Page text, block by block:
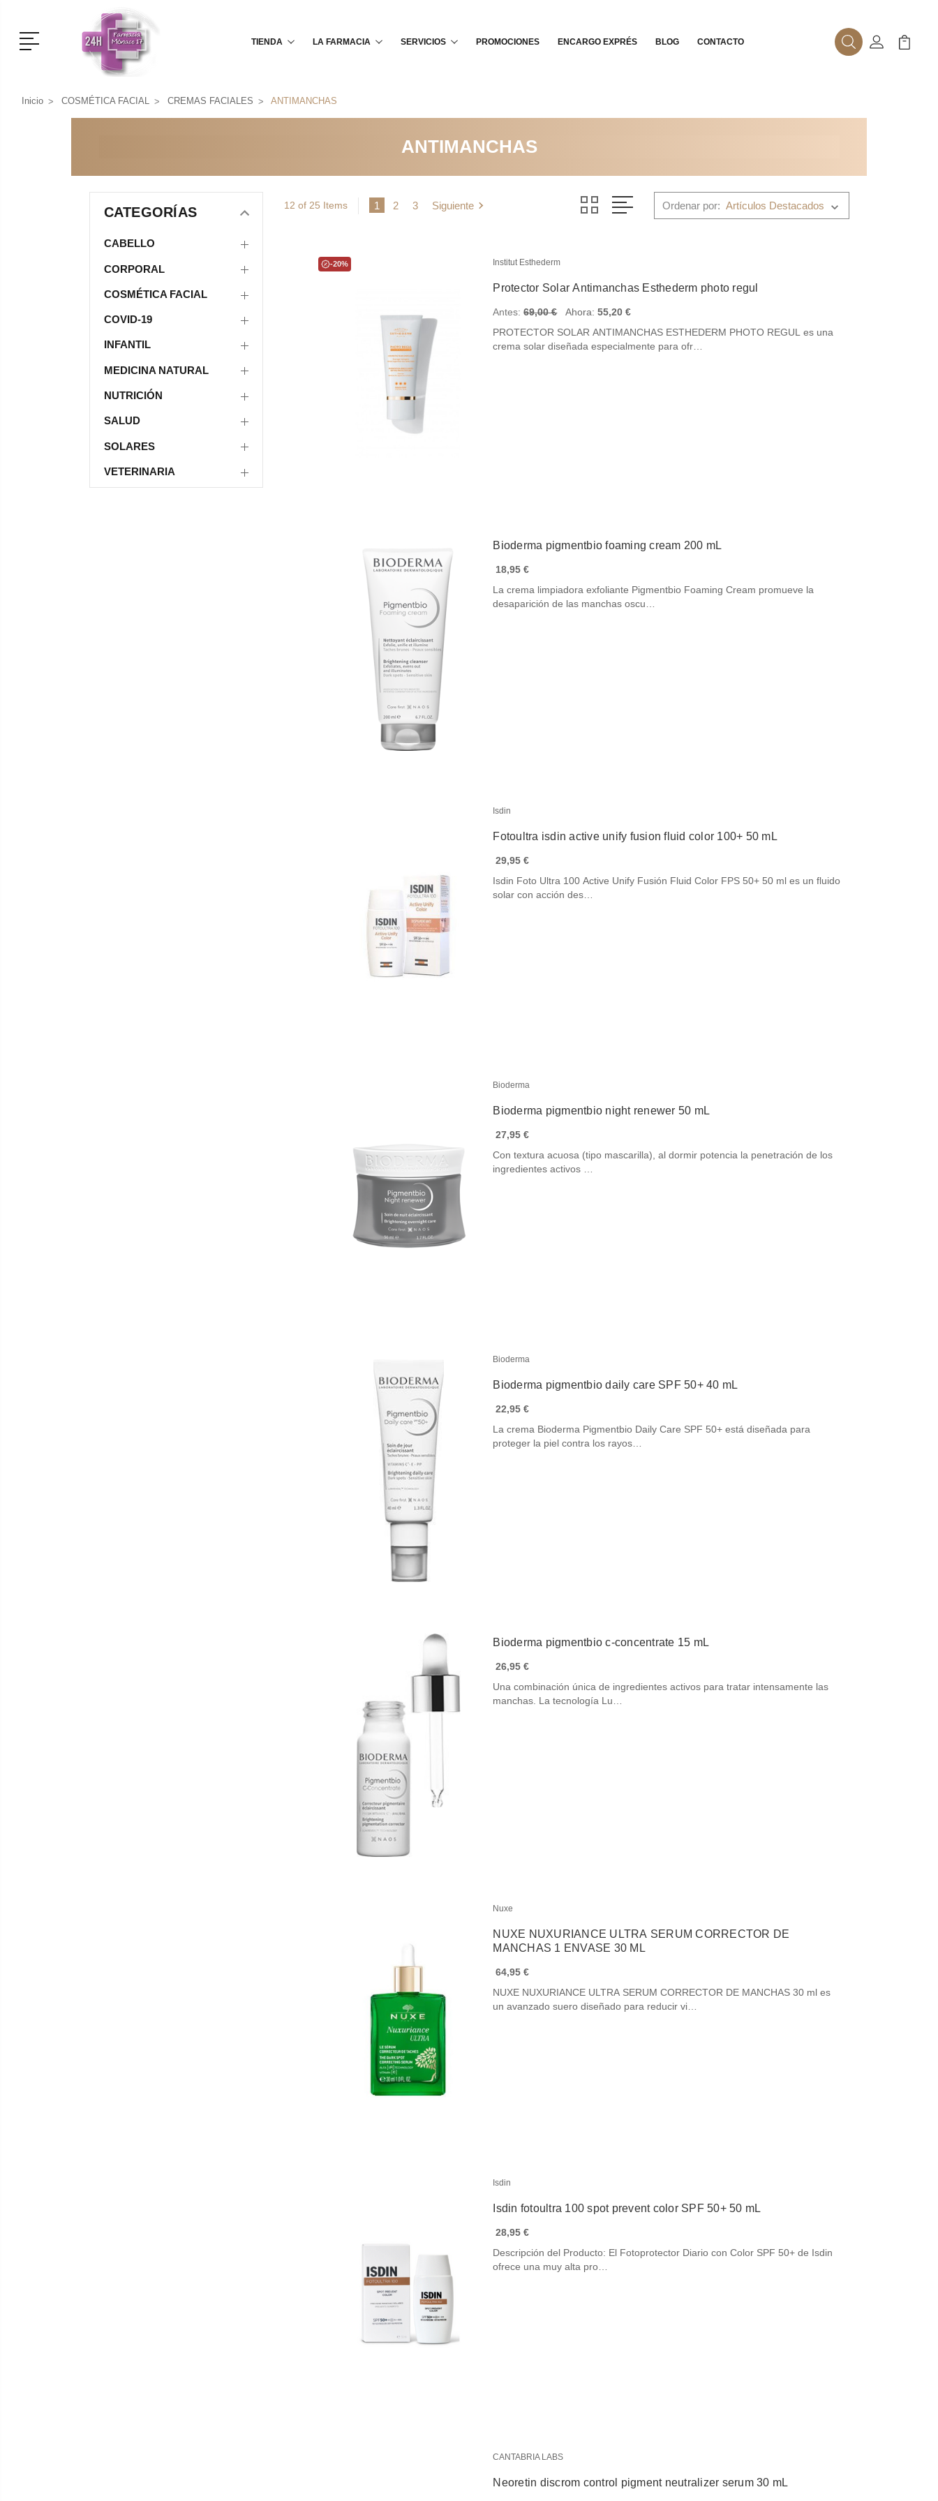
Menú TIENDA LA FARMACIA SERVICIOS PROMOCIONES ENCARGO EXPRÉS BLOG CONTACTO BuscarMi Cuenta
Mi
Inicio COSMÉTICA FACIAL CREMAS FACIALES ANTIMANCHAS
ANTIMANCHAS
CATEGORÍAS
CABELLO
CORPORAL
COSMÉTICA FACIAL
COVID-19
INFANTIL
MEDICINA NATURAL
NUTRICIÓN
SALUD
SOLARES
VETERINARIA
12 of 25 Items 1 2 3 Siguiente Ordenar por:
-20% Institut Esthederm
Protector Solar Antimanchas Esthederm photo regul
Antes: 69,00 € Ahora: 55,20 €
PROTECTOR SOLAR ANTIMANCHAS ESTHEDERM PHOTO REGUL es una
crema solar diseñada especialmente para ofr…
Bioderma pigmentbio foaming cream 200 mL
18,95 €
La crema limpiadora exfoliante Pigmentbio Foaming Cream promueve la
desaparición de las manchas oscu…
Isdin
Fotoultra isdin active unify fusion fluid color 100+ 50 mL
29,95 €
Isdin Foto Ultra 100 Active Unify Fusión Fluid Color FPS 50+ 50 ml es un fluido
solar con acción des…
Bioderma
Bioderma pigmentbio night renewer 50 mL
27,95 €
Con textura acuosa (tipo mascarilla), al dormir potencia la penetración de los
ingredientes activos …
Bioderma
Bioderma pigmentbio daily care SPF 50+ 40 mL
22,95 €
La crema Bioderma Pigmentbio Daily Care SPF 50+ está diseñada para
proteger la piel contra los rayos…
Bioderma pigmentbio c-concentrate 15 mL
26,95 €
Una combinación única de ingredientes activos para tratar intensamente las
manchas. La tecnología Lu…
Nuxe
NUXE NUXURIANCE ULTRA SERUM CORRECTOR DE
MANCHAS 1 ENVASE 30 ML
64,95 €
NUXE NUXURIANCE ULTRA SERUM CORRECTOR DE MANCHAS 30 ml es
un avanzado suero diseñado para reducir vi…
Isdin
Isdin fotoultra 100 spot prevent color SPF 50+ 50 mL
28,95 €
Descripción del Producto: El Fotoprotector Diario con Color SPF 50+ de Isdin
ofrece una muy alta pro…
CANTABRIA LABS
Neoretin discrom control pigment neutralizer serum 30 mL